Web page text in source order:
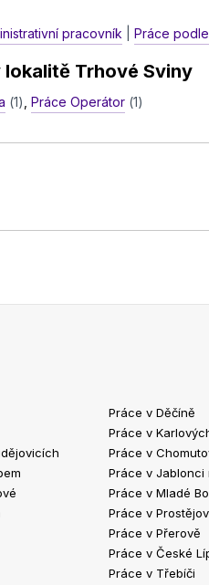
pracovník Práce
Trhové Sviny
(1) Práce Operátor (1)
Práce v Děčíně
Práce v
Práce v
Práce v Jablonci
Práce v Mladé
Práce v
Práce v Přerově
Práce v České
Práce v Třebíči